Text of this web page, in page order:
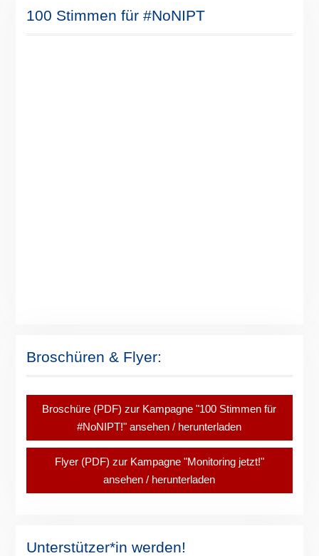
100 Stimmen für #NoNIPT
Broschüren & Flyer:
Broschüre (PDF) zur Kampagne "100 Stimmen für
#NoNIPT!" ansehen / herunterladen
Flyer (PDF) zur Kampagne "Monitoring jetzt!"
ansehen / herunterladen
Unterstützer*in werden!